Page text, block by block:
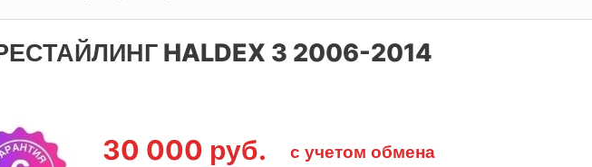
HALDEX 3 2006-2014
30 000 руб. с учетом обмена